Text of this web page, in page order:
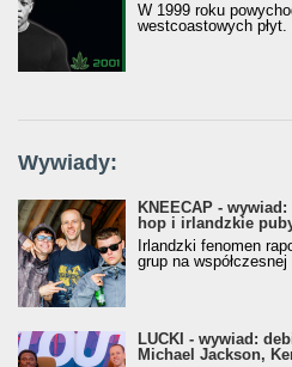
W 1999 roku
westcoastowych
Wywiady:
KNEECAP -
hop i irlandzkie
Irlandzki fenomen
grup na
LUCKI - wywiad:
Michael Jackson,